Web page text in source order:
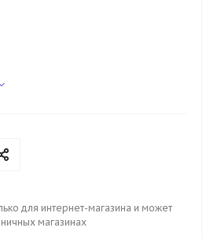
для интернет-магазина и может
магазинах